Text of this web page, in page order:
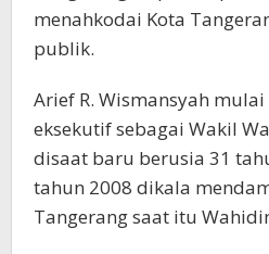
menahkodai Kota
publik.
Arief R. Wismansyah
eksekutif sebagai Wakil
disaat baru berusia 31
tahun 2008 dikala
Tangerang saat itu